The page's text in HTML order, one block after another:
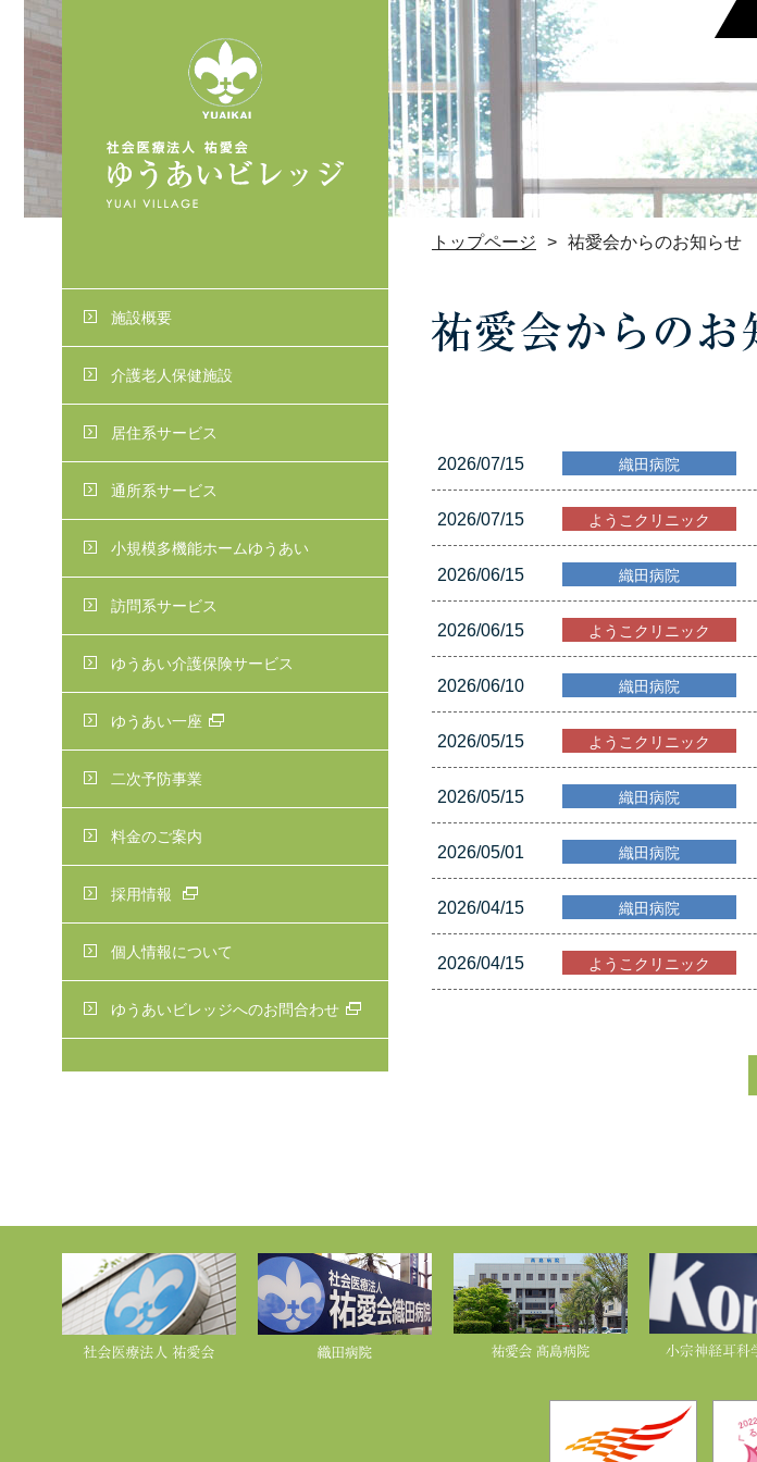
施設概要
介護老人保健施設
居住系サービス
通所系サービス
小規模多機能ホームゆうあい
訪問系サービス
ゆうあい介護保険サービス
ゆうあい一座
二次予防事業
料金のご案内
採用情報
個人情報について
ゆうあいビレッジへのお問合わせ
トップページ > 祐愛会からのお知らせ
2026/07/15 織田病院
2026/07/15 ようこクリニック
2026/06/15 織田病院
2026/06/15 ようこクリニック
2026/06/10 織田病院
2026/05/15 ようこクリニック
2026/05/15 織田病院
2026/05/01 織田病院
2026/04/15 織田病院
2026/04/15 ようこクリニック